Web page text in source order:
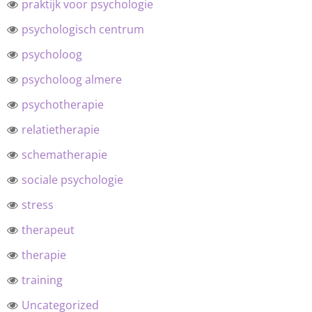
praktijk voor psychologie
psychologisch centrum
psycholoog
psycholoog almere
psychotherapie
relatietherapie
schematherapie
sociale psychologie
stress
therapeut
therapie
training
Uncategorized